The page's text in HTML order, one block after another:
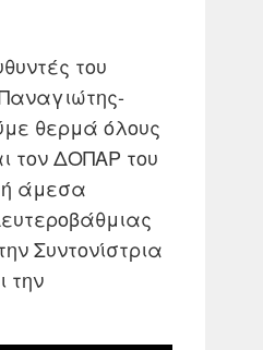
του
θερμά όλους
τον ΔΟΠΑΡ του
ή άμεσα
Συντονίστρια
την